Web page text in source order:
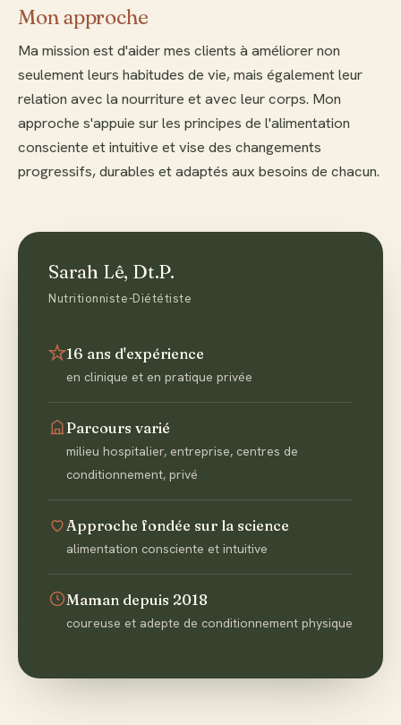
Mon approche
Ma mission est d'aider mes clients à améliorer non
seulement leurs habitudes de vie, mais également leur
relation avec la nourriture et avec leur corps. Mon
approche s'appuie sur les principes de l'alimentation
consciente et intuitive et vise des changements
progressifs, durables et adaptés aux besoins de chacun.
Sarah Lê, Dt.P.
Nutritionniste-Diététiste
16 ans d'expérience
en clinique et en pratique privée
Parcours varié
milieu hospitalier, entreprise, centres de
conditionnement, privé
Approche fondée sur la science
alimentation consciente et intuitive
Maman depuis 2018
coureuse et adepte de conditionnement physique